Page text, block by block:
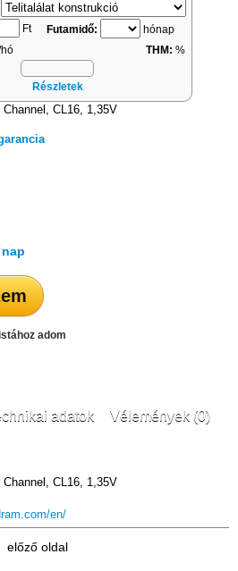
Ft Futamidő:
hónap
hó THM: %
Részletek
CL16, 1,35V
adom
adatok Vélemények (0)
CL16, 1,35V
en/
előző oldal